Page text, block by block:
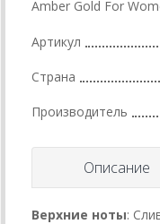
Amber Gold For
Артикул
Страна
Производитель
Описание
Верхние ноты: